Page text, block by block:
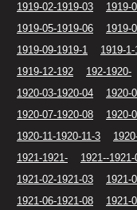
1919-02-1919-03
1919-
1919-05-1919-06
1919-
1919-09-1919-1
1919-
1919-12-192
192-1920-
1920-03-1920-04
1920-
1920-07-1920-08
1920-
1920-11-1920-11-3
1921-1921-
1921--1921-
1921-02-1921-03
1921-
1921-06-1921-08
1921-